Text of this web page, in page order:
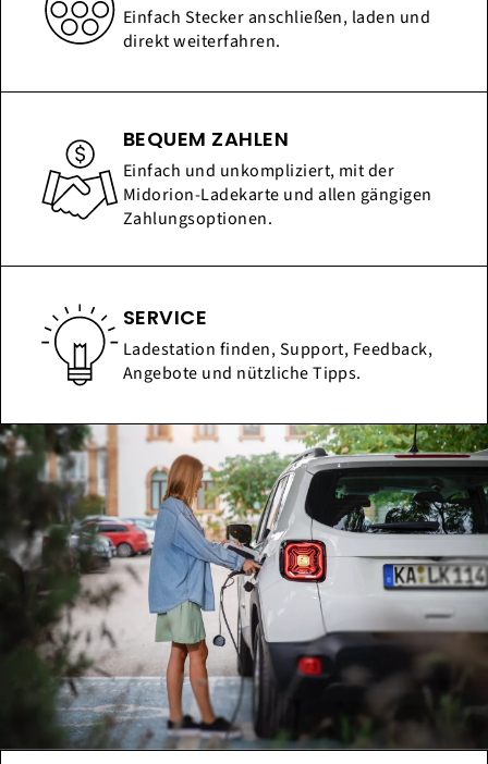
Einfach Stecker anschließen, laden und
direkt weiterfahren.
BEQUEM ZAHLEN
Einfach und unkompliziert, mit der
Midorion-Ladekarte und allen gängigen
Zahlungsoptionen.
SERVICE
Ladestation finden, Support, Feedback,
Angebote und nützliche Tipps.